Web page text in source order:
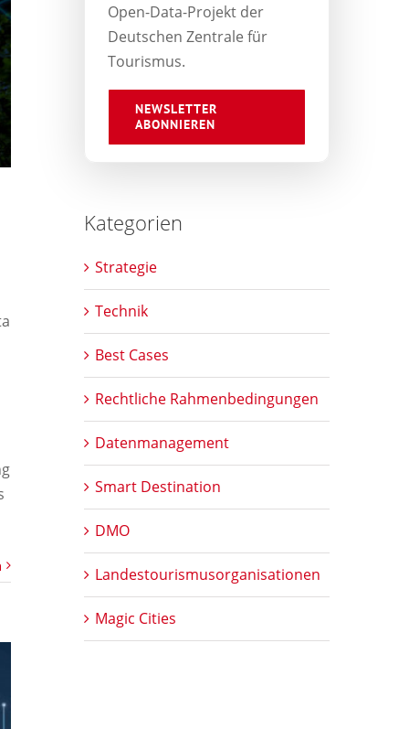
Open-Data-Projekt der
Deutschen Zentrale für
Tourismus.
NEWSLETTER
ABONNIEREN
Kategorien
Strategie
Technik
Best Cases
Rechtliche Rahmenbedingungen
Datenmanagement
Smart Destination
DMO
Landestourismusorganisationen
Magic Cities